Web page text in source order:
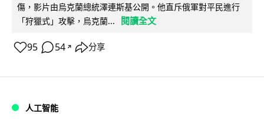
傷，影片由烏克蘭總統澤連斯基公開。他直斥俄軍對平民進行
「狩獵式」攻擊，烏克蘭...
閱讀全文
95 54 ↗ 分享
人工智能